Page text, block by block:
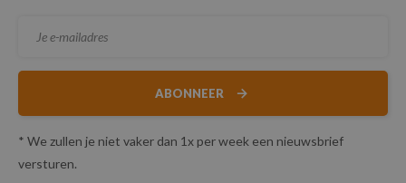
ABONNEER
* We zullen je niet vaker dan 1x per week een nieuwsbrief
versturen.